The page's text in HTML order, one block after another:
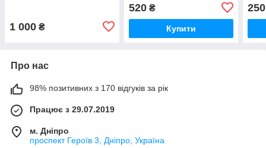
1 000 ₴
520₴
Купити
250
Про нас
98% позитивних з 170 відгуків за рік
Працює з 29.07.2019
м. Дніпро
проспект Героїв 3, Дніпро, Україна